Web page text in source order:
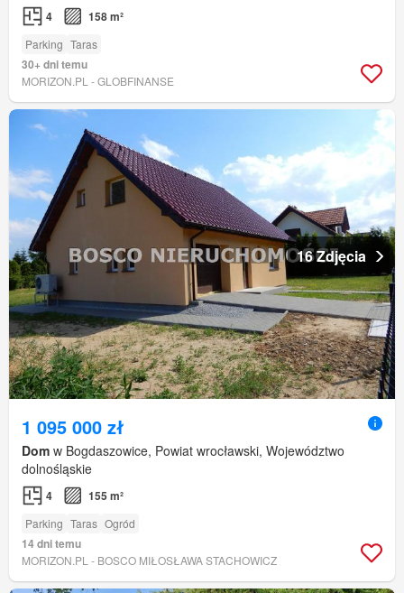
4 158 m²
Parking Taras
30+ dni temu
MORIZON.PL - GLOBFINANSE
16 Zdjęcia
1 095 000 zł
Dom w Bogdaszowice, Powiat wrocławski, Województwo
dolnośląskie
4 155 m²
Parking Taras Ogród
14 dni temu
MORIZON.PL - BOSCO MIŁOSŁAWA STACHOWICZ